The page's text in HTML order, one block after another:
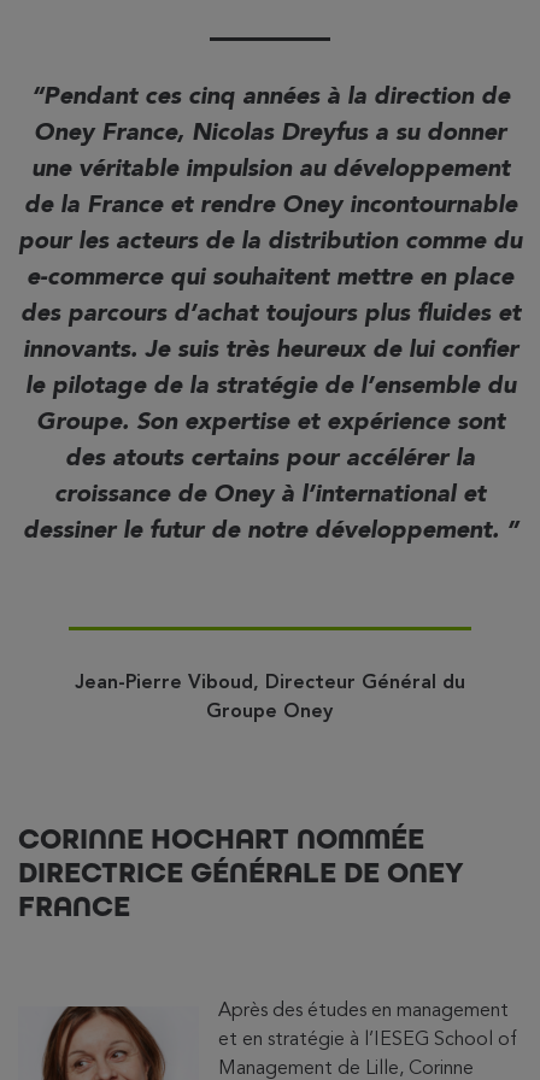
Pendant ces cinq années à la direction de
Oney France, Nicolas Dreyfus a su donner
une véritable impulsion au développement
de la France et rendre Oney incontournable
pour les acteurs de la distribution comme du
e-commerce qui souhaitent mettre en place
des parcours d’achat toujours plus fluides et
innovants. Je suis très heureux de lui confier
le pilotage de la stratégie de l’ensemble du
Groupe. Son expertise et expérience sont
des atouts certains pour accélérer la
croissance de Oney à l’international et
dessiner le futur de notre développement.
Jean-Pierre Viboud, Directeur Général du
Groupe Oney
CORINNE HOCHART NOMMÉE
DIRECTRICE GÉNÉRALE DE ONEY
FRANCE
Après des études en management
et en stratégie à l’IESEG School of
Management de Lille, Corinne